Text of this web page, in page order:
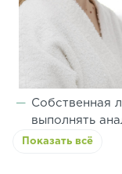
Собственная
выполнять
Показать всё